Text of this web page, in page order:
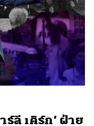
ร์ลี เคิร์ก’ ฝ่าย